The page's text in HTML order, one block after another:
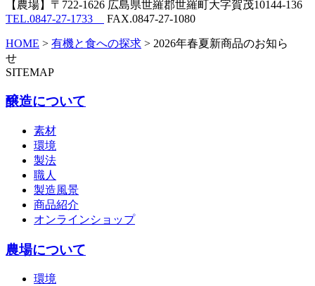
【農場】 〒722-1626 広島県世羅郡世羅町大字賀茂10144-136
TEL.0847-27-1733
FAX.0847-27-1080
HOME > 有機と食への探求 > 2026年春夏新商品のお知ら
せ
SITEMAP
醸造について
素材
環境
製法
職人
製造風景
商品紹介
オンラインショップ
農場について
環境